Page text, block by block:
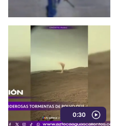
0:30